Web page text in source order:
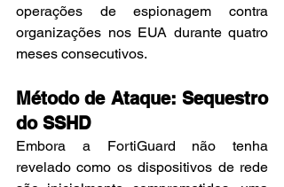
operações de espionagem contra
organizações nos EUA durante quatro
meses consecutivos.
Método de Ataque: Sequestro
do SSHD
Embora a FortiGuard não tenha
revelado como os dispositivos de rede